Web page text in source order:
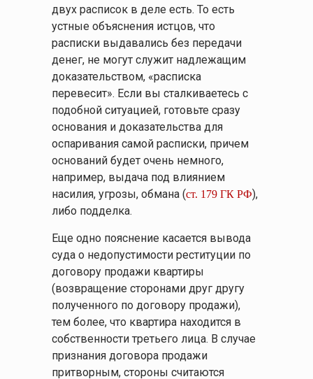
двух расписок в деле есть. То есть
устные объяснения истцов, что
расписки выдавались без передачи
денег, не могут служит надлежащим
доказательством, «расписка
перевесит». Если вы сталкиваетесь с
подобной ситуацией, готовьте сразу
основания и доказательства для
оспаривания самой расписки, причем
оснований будет очень немного,
например, выдача под влиянием
насилия, угрозы, обмана (ст. 179 ГК РФ),
либо подделка.
Еще одно пояснение касается вывода
суда о недопустимости реституции по
договору продажи квартиры
(возвращение сторонами друг другу
полученного по договору продажи),
тем более, что квартира находится в
собственности третьего лица. В случае
признания договора продажи
притворным, стороны считаются